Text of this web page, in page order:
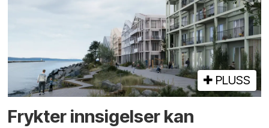
PLUSS
Frykter innsigelser kan